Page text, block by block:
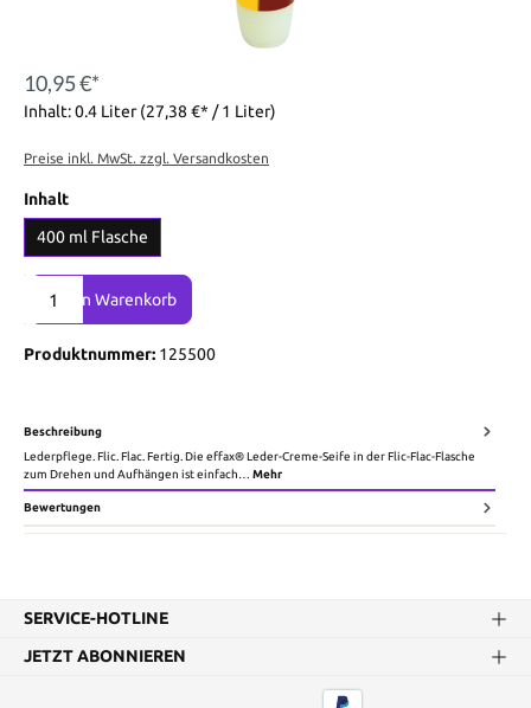
10,95 €*
Inhalt:0.4 Liter(27,38 €* / 1 Liter)
Preise inkl. MwSt. zzgl. Versandkosten
Inhalt
400 ml Flasche
Produkt Anzahl: Gib den gewünschten Wert ein oder benutze die
In den Warenkorb
Produktnummer: 125500
Beschreibung
Lederpflege. Flic. Flac. Fertig. Die effax® Leder-Creme-Seife in der Flic-Flac-Flasche
zum Drehen und Aufhängen ist einfach… Mehr
Bewertungen
SERVICE-HOTLINE
JETZT ABONNIEREN